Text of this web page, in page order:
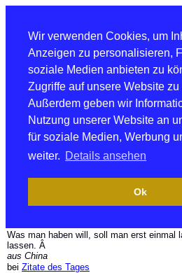
Wir verwenden Cookies, um
Anzeigen zu personalisieren,
soziale Medien anbieten zu
Zugriffe auf unsere Website
Außerdem geben wir
Nutzung unserer Website an
für soziale Medien, Werbung
weiter. Details ansehen
Ok
Was man haben will, soll man erst einmal
lassen. Â
aus China
bei Zitate des Tages